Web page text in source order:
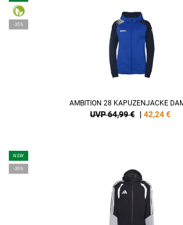
-35%
AMBITION 28 KAPUZENJACKE
UVP 64,99 € | 42,24€
NEW
-35%